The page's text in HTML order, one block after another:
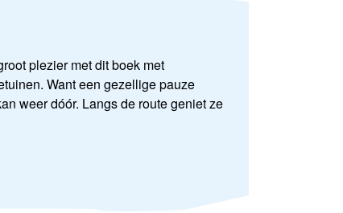
plezier met dit boek met
Want een gezellige pauze
weer dóór. Langs de route geniet ze